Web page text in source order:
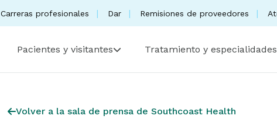
Carreras profesionales Dar Remisiones de proveedores
Pacientes y visitantes Tratamiento y especialidades
Volver a la sala de prensa de Southcoast Health